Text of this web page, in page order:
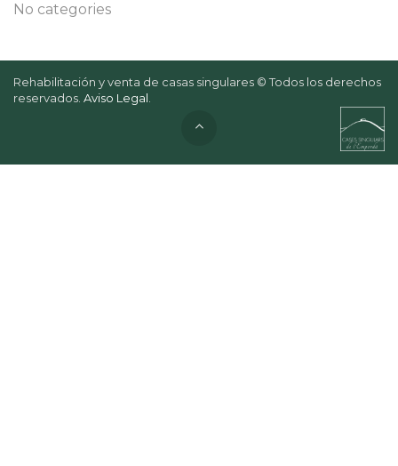
No categories
Rehabilitación y venta de casas singulares © Todos los derechos
reservados. Aviso Legal